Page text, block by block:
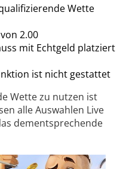
Wette
2.00
mit Echtgeld platziert
ist nicht gestattet
Wette zu nutzen ist
alle Auswahlen Live
dementsprechende